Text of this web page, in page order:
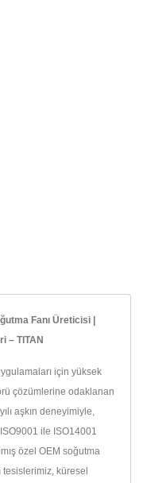
Fanı Üreticisi |
– TITAN
için yüksek
çözümlerine odaklanan
aşkın deneyimiyle,
ile ISO14001
özel OEM soğutma
küresel